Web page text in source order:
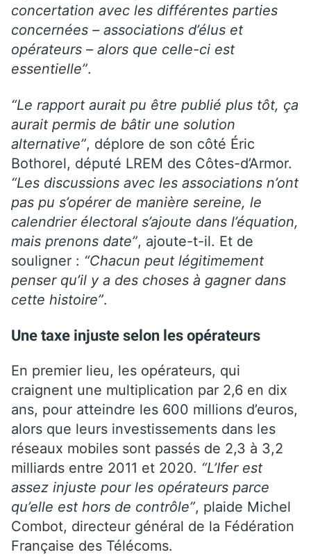
concertation avec les différentes parties
concernées – associations d’élus et
opérateurs – alors que celle-ci est
essentielle”.
“Le rapport aurait pu être publié plus tôt, ça
aurait permis de bâtir une solution
alternative”, déplore de son côté Éric
Bothorel, député LREM des Côtes-d’Armor.
“Les discussions avec les associations n’ont
pas pu s’opérer de manière sereine, le
calendrier électoral s’ajoute dans l’équation,
mais prenons date”, ajoute-t-il. Et de
souligner : “Chacun peut légitimement
penser qu’il y a des choses à gagner dans
cette histoire”.
Une taxe injuste selon les opérateurs
En premier lieu, les opérateurs, qui
craignent une multiplication par 2,6 en dix
ans, pour atteindre les 600 millions d’euros,
alors que leurs investissements dans les
réseaux mobiles sont passés de 2,3 à 3,2
milliards entre 2011 et 2020. “L’Ifer est
assez injuste pour les opérateurs parce
qu’elle est hors de contrôle”, plaide Michel
Combot, directeur général de la Fédération
Française des Télécoms.